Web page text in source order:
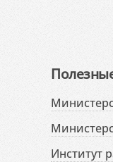
Институт